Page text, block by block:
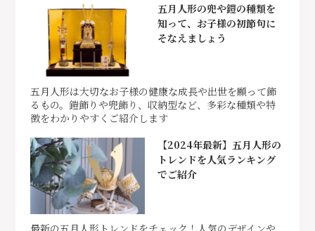
五月人形の兜や鎧の種類を
知って、お子様の初節句に
そなえましょう
五月人形は大切なお子様の健康な成長や出世を願って飾
るもの。鎧飾りや兜飾り、収納型など、多彩な種類や特
徴をわかりやすくご紹介します
【2024年最新】五月人形の
トレンドを人気ランキング
でご紹介